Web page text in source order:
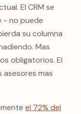
El CRM se
- no puede
su columna
Mas
obligatorios. El
mas
el 72% del